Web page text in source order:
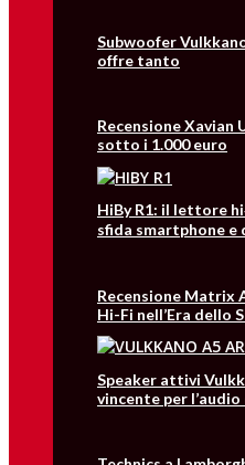
Subwoofer
offre tanto
Recensione Xavian
sotto i 1.000 euro
HiBy R1: il lettore
sfida smartphone e
Recensione Matrix
Hi-Fi nell’Era dello
Speaker attivi
vincente per